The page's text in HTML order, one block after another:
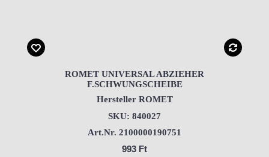
ROMET UNIVERSAL ABZIEHER
F.SCHWUNGSCHEIBE
Hersteller ROMET
SKU: 840027
Art.Nr. 2100000190751
993 Ft